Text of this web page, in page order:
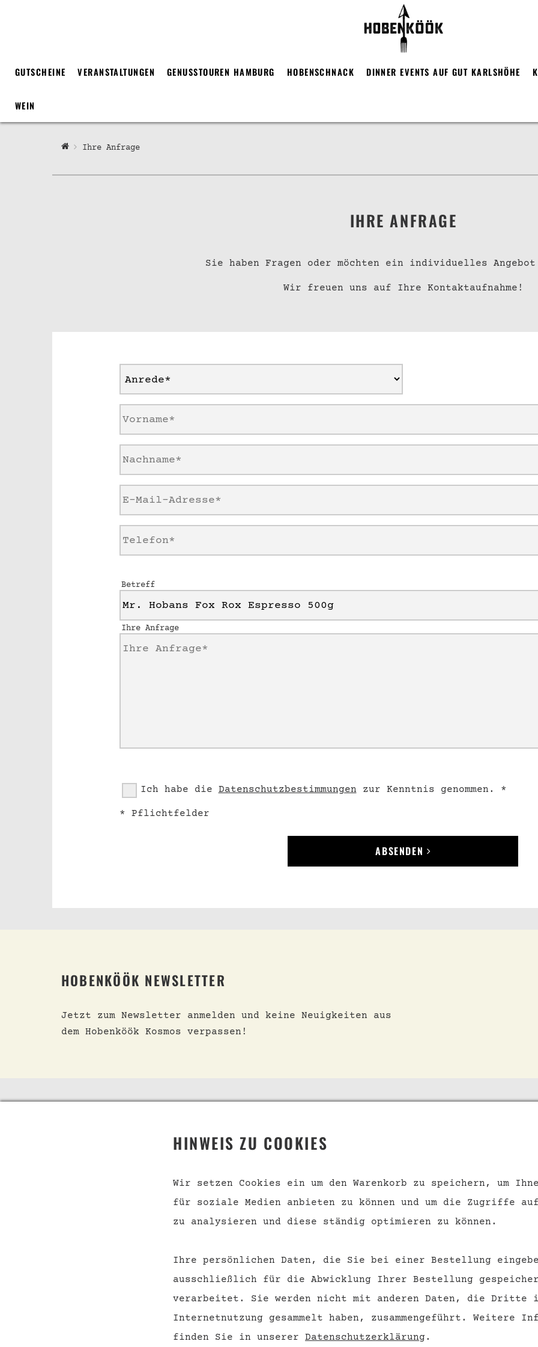
GUTSCHEINE VERANSTALTUNGEN GENUSSTOUREN HAMBURG HOBENSCHNACK DINNER EVENTS AUF GUT KARLSHÖHE
WEIN
Ihre Anfrage
IHRE ANFRAGE
Sie haben Fragen oder möchten ein individuelles
Wir freuen uns auf Ihre Kontaktaufnahme!
Betreff
Ihre Anfrage
Ich habe die Datenschutzbestimmungen zur Kenntnis genommen. *
* Pflichtfelder
ABSENDEN
HOBENKÖÖK NEWSLETTER
Jetzt zum Newsletter anmelden und keine Neuigkeiten aus
dem Hobenköök Kosmos verpassen!
040 228 65 538
Kontakt
Versand und
Zahlungsbedingungen
Widerrufsrecht
Über uns
Datenschutz
Barrierefreiheit
VERTRAG WIDERRUFEN
HINWEIS ZU COOKIES
Wir setzen Cookies ein um den Warenkorb zu speichern, um
für soziale Medien anbieten zu können und um die Zugriffe
zu analysieren und diese ständig optimieren zu können.
Ihre persönlichen Daten, die Sie bei einer Bestellung
ausschließlich für die Abwicklung Ihrer Bestellung
verarbeitet. Sie werden nicht mit anderen Daten, die Dritte
Internetnutzung gesammelt haben, zusammengeführt.
Weitere
finden Sie in unserer Datenschutzerklärung .